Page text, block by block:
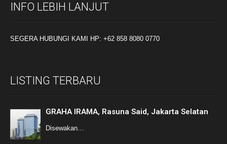
INFO LEBIH LANJUT
SEGERA HUBUNGI KAMI HP: +62 858 8080 0770
LISTING TERBARU
GRAHA IRAMA, Rasuna Said, Jakarta Selatan
Disewakan…